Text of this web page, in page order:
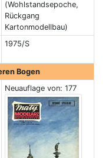
(Wohlstandsepoche,
Rückgang
Kartonmodellbau)
1975/S
Bogen
Neuauflage von: 177